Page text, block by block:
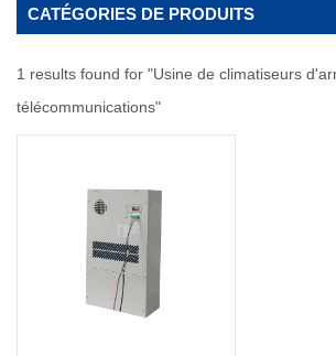
CATÉGORIES DE PRODUITS
1 results found for "Usine de climatiseurs
télécommunications"